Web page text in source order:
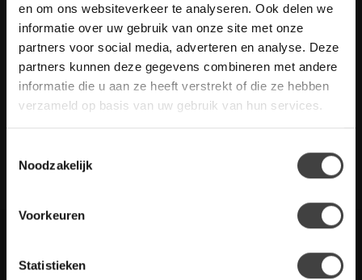
en om ons websiteverkeer te analyseren. Ook delen we
informatie over uw gebruik van onze site met onze
partners voor social media, adverteren en analyse. Deze
partners kunnen deze gegevens combineren met andere
informatie die u aan ze heeft verstrekt of die ze hebben
verzameld op basis van uw gebruik van hun services.
Noodzakelijk
Voorkeuren
Statistieken
Meer informatie
Heb je vragen over onze artikelen of jouw aankoop? Bekijk dan
de klantenservice pagina. Daar staan antwoorden op veel
gestelde vragen. Staat jouw vraag er niet tussen? Dan staat er
ook vermeld hoe je contact met ons kunt opnemen.
Klantenservice
Houten Meubel Outlet